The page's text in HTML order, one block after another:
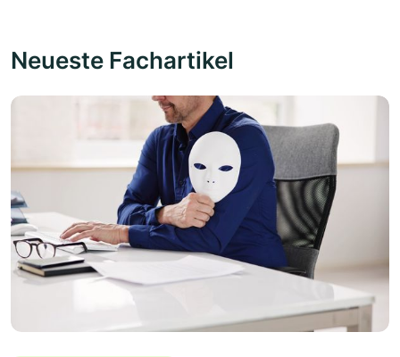
Neueste Fachartikel